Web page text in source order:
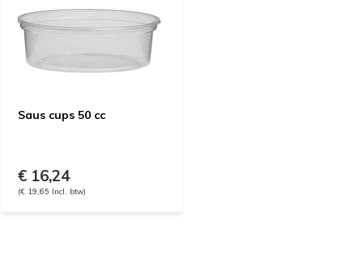
Saus cups 50 cc
€ 16,24
(€ 19,65 Incl. btw)